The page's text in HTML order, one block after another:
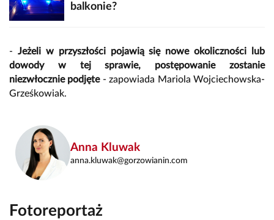
balkonie?
- Jeżeli w przyszłości pojawią się nowe okoliczności lub
dowody w tej sprawie, postępowanie zostanie
niezwłocznie podjęte - zapowiada Mariola Wojciechowska-
Grześkowiak.
Anna Kluwak
anna.kluwak@gorzowianin.com
Fotoreportaż